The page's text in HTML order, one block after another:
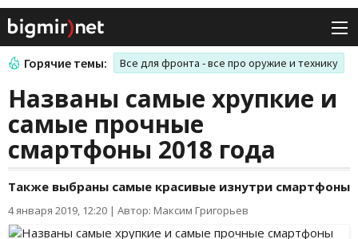
Горячие темы: Все для фронта - все про оружие и технику
Названы самые хрупкие и
самые прочные
смартфоны 2018 года
Также выбраны самые красивые изнутри смартфоны
4 января 2019, 12:20 | Автор: Максим Григорьев